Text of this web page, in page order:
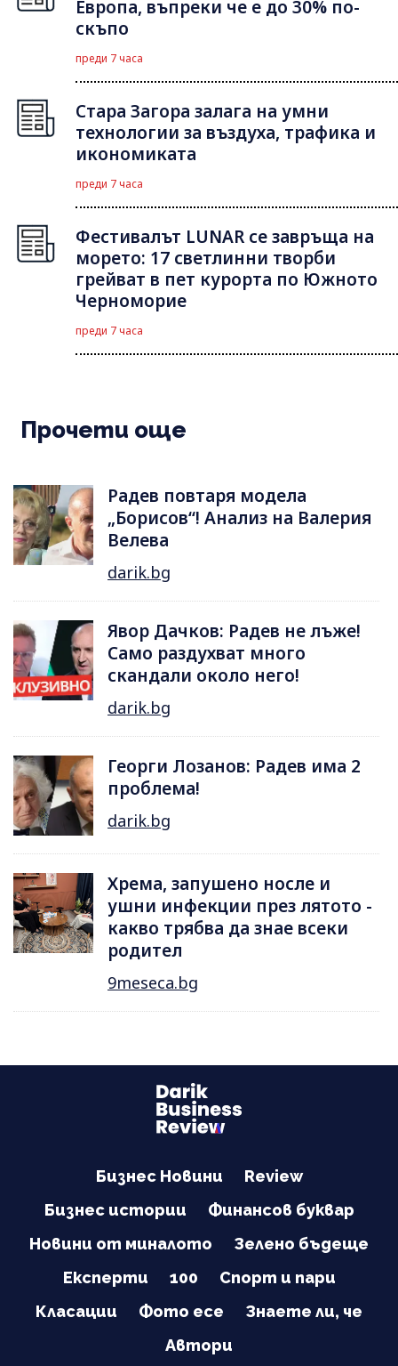
Европа, въпреки че е до 30% по-
скъпо
преди 7 часа
Стара Загора залага на умни
технологии за въздуха, трафика и
икономиката
преди 7 часа
Фестивалът LUNAR се завръща на
морето: 17 светлинни творби
грейват в пет курорта по Южното
Черноморие
преди 7 часа
Прочети още
Радев повтаря модела
„Борисов“! Анализ на Валерия
Велева
darik.bg
Явор Дачков: Радев не лъже!
Само раздухват много
скандали около него!
darik.bg
Георги Лозанов: Радев има 2
проблема!
darik.bg
Хрема, запушено носле и
ушни инфекции през лятотo -
какво трябва да знае всеки
родител
9meseca.bg
Бизнес Новини
Review
Бизнес истории
Финансов буквар
Новини от миналото
Зелено бъдеще
Експерти
100
Спорт и пари
Класации
Фото есе
Знаете ли, че
Автори